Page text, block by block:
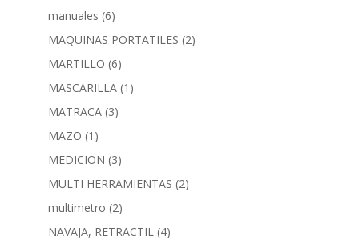
manuales (6)
MAQUINAS PORTATILES (2)
MARTILLO (6)
MASCARILLA (1)
MATRACA (3)
MAZO (1)
MEDICION (3)
MULTI HERRAMIENTAS (2)
multimetro (2)
NAVAJA, RETRACTIL (4)